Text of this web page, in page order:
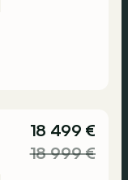
18 499 €
18 999 €